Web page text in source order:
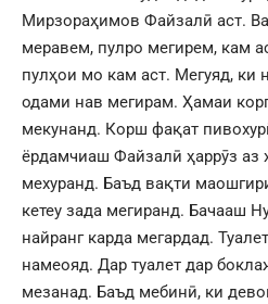
Мирзораҳимов Файзалӣ аст.
меравем, пулро мегирем, кам
пулҳои мо кам аст. Мегуяд, ки
одами нав мегирам. Ҳамаи
мекунанд. Корш фақат
ёрдамчиаш Файзалӣ ҳаррӯз аз
мехуранд. Баъд вақти
кетеу зада мегиранд. Бачааш
найранг карда мегардад.
намеояд. Дар туалет дар
мезанад. Баъд мебинӣ, ки